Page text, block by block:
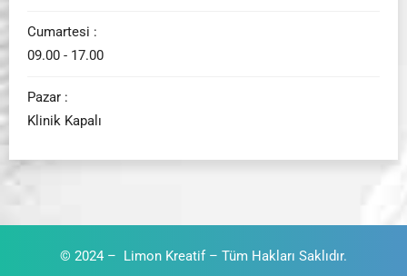
Cumartesi :
09.00 - 17.00
Pazar :
Klinik Kapalı
© 2024 – Limon Kreatif – Tüm Hakları Saklıdır.